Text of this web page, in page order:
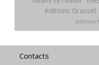
éditions Grasset
éditions
Contacts